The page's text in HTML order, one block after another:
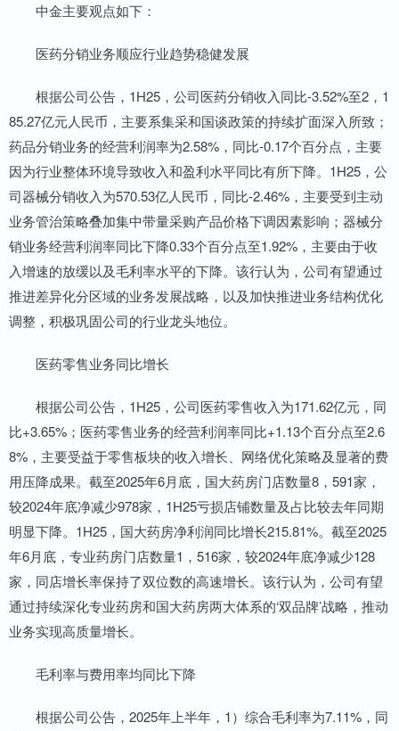
中金主要观点如下：
医药分销业务顺应行业趋势稳健发展
根据公司公告，1H25，公司医药分销收入同比-3.52%至2，1
85.27亿元人民币，主要系集采和国谈政策的持续扩面深入所致；
药品分销业务的经营利润率为2.58%，同比-0.17个百分点，主要
因为行业整体环境导致收入和盈利水平同比有所下降。1H25，公
司器械分销收入为570.53亿人民币，同比-2.46%，主要受到主动
业务管治策略叠加集中带量采购产品价格下调因素影响；器械分
销业务经营利润率同比下降0.33个百分点至1.92%，主要由于收
入增速的放缓以及毛利率水平的下降。该行认为，公司有望通过
推进差异化分区域的业务发展战略，以及加快推进业务结构优化
调整，积极巩固公司的行业龙头地位。
医药零售业务同比增长
根据公司公告，1H25，公司医药零售收入为171.62亿元，同
比+3.65%；医药零售业务的经营利润率同比+1.13个百分点至2.6
8%，主要受益于零售板块的收入增长、网络优化策略及显著的费
用压降成果。截至2025年6月底，国大药房门店数量8，591家，
较2024年底净减少978家，1H25亏损店铺数量及占比较去年同期
明显下降。1H25，国大药房净利润同比增长215.81%。截至2025
年6月底，专业药房门店数量1，516家，较2024年底净减少128
家，同店增长率保持了双位数的高速增长。该行认为，公司有望
通过持续深化专业药房和国大药房两大体系的‘双品牌’战略，推动
业务实现高质量增长。
毛利率与费用率均同比下降
根据公司公告，2025年上半年，1）综合毛利率为7.11%，同